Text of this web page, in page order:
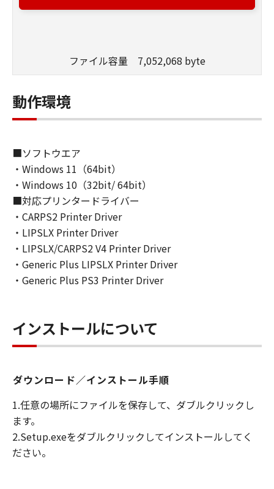
ファイル容量 7,052,068 byte
動作環境
■ソフトウエア
・Windows 11（64bit）
・Windows 10（32bit/ 64bit）
■対応プリンタードライバー
・CARPS2 Printer Driver
・LIPSLX Printer Driver
・LIPSLX/CARPS2 V4 Printer Driver
・Generic Plus LIPSLX Printer Driver
・Generic Plus PS3 Printer Driver
インストールについて
ダウンロード／インストール手順
1.任意の場所にファイルを保存して、ダブルクリックし
ます。
2.Setup.exeをダブルクリックしてインストールしてく
ださい。